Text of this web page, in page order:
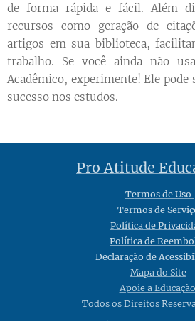
de forma rápida e fácil. Além
recursos como geração de
artigos em sua biblioteca,
trabalho. Se você ainda não
Acadêmico, experimente! Ele pode
sucesso nos estudos.
Pro Atitude
Termos de Uso
Termos de
Política de
Política de
Declaração de
Mapa do Site
Apoie a Educação
Todos os Direitos